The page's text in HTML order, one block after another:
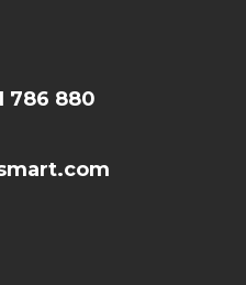
786 880